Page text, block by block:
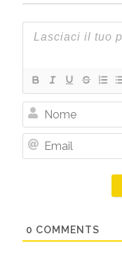
Nome
0 COMMENTS